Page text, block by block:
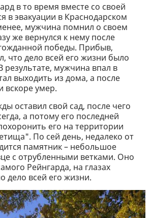
в то время вместе со своей
в эвакуации в Краснодарском
мужчина помнил о своем
же вернулся к нему после
победы. Прибыв,
что дело всей его жизни было
результате, мужчина впал в
выходить из дома, а после
вскоре умер.
оставил свой сад, после чего
а потому его последней
его на территории
По сей день, недалеко от
памятник – небольшое
с отрубленными ветками. Оно
Рейнгарда, на глазах
дело всей его жизни.